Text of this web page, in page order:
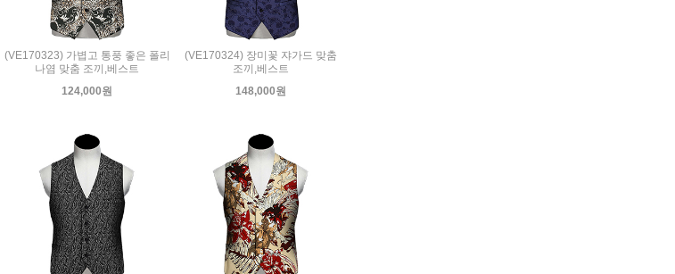
(VE170323) 가볍고 통풍 좋은 폴리
나염 맞춤 조끼,베스트
124,000원
(VE170324) 장미꽃 쟈가드 맞춤
조끼,베스트
148,000원